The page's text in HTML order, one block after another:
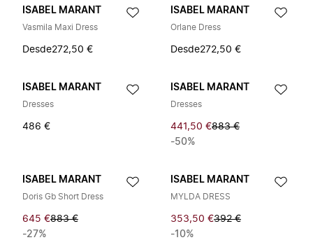
ISABEL MARANT
Vasmila Maxi Dress
Desde272,50 €
ISABEL MARANT
Orlane Dress
Desde272,50 €
ISABEL MARANT
Dresses
486 €
ISABEL MARANT
Dresses
441,50 €883 €
-50%
ISABEL MARANT
Doris Gb Short Dress
645 €883 €
-27%
ISABEL MARANT
MYLDA DRESS
353,50 €392 €
-10%